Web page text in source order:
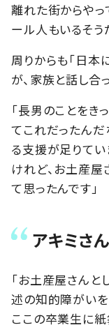
離れた街からやっ
ール人もいるそう
周りからも「日本
が、家族と話し合
「長男のことをき
てこれだったんだ
る支援が足りて
けれど、お土産屋
て思ったんです」
アキミさ
「お土産屋さんと
述の知的障がい
ここの卒業生に